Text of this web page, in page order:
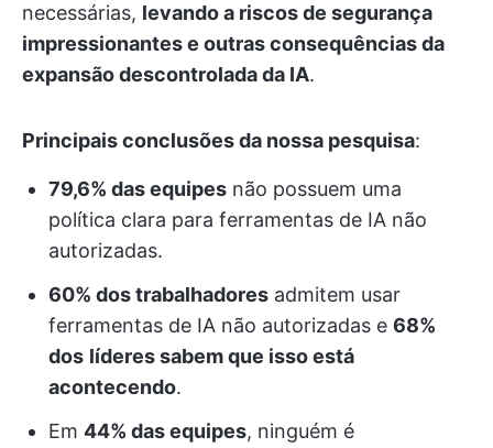
necessárias, levando a riscos de segurança
impressionantes e outras consequências da
expansão descontrolada da IA.
Principais conclusões da nossa pesquisa:
79,6% das equipes não possuem uma
política clara para ferramentas de IA não
autorizadas.
60% dos trabalhadores admitem usar
ferramentas de IA não autorizadas e 68%
dos líderes sabem que isso está
acontecendo.
Em 44% das equipes, ninguém é